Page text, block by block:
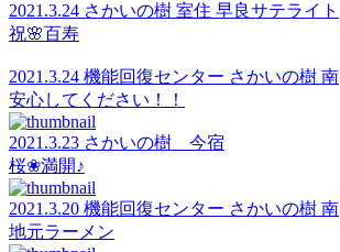
2021.3.24 さかいの樹 室住 早良サテライト
祝🌸百寿
2021.3.24 機能回復センター さかいの樹 南
安心してください！！
2021.3.23 さかいの樹 今宿
桜❀満開♪
2021.3.20 機能回復センター さかいの樹 南
地元ラーメン